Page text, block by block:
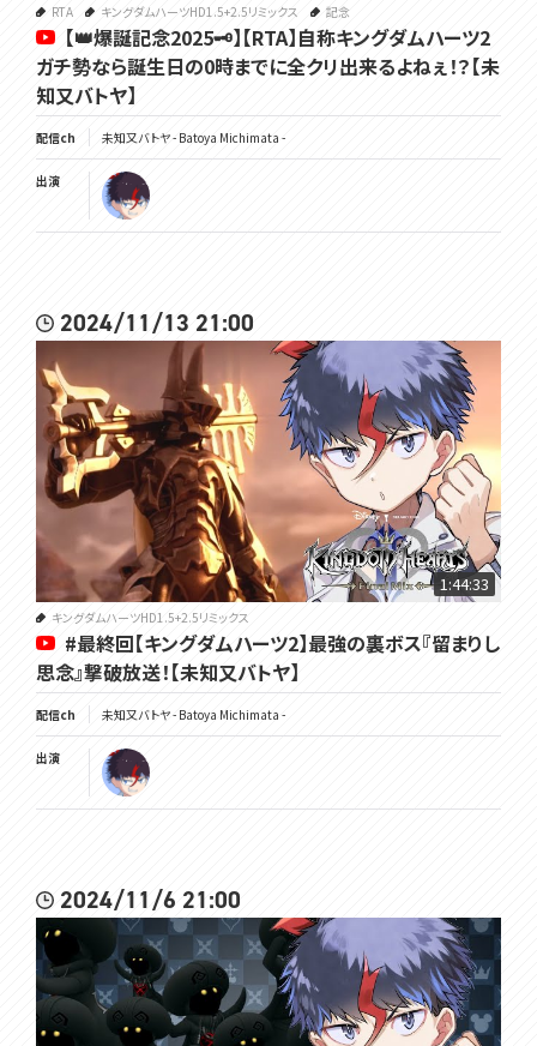
RTA キングダムハーツHD1.5+2.5リミックス 記念
【👑爆誕記念2025🗝】【RTA】自称キングダムハーツ2
ガチ勢なら誕生日の0時までに全クリ出来るよねぇ！？【未
知又バトヤ】
配信ch 未知又バトヤ - Batoya Michimata -
出演
2024/11/13 21:00
1:44:33
キングダムハーツHD1.5+2.5リミックス
#最終回【キングダムハーツ2】最強の裏ボス『留まりし
思念』撃破放送！【未知又バトヤ】
配信ch 未知又バトヤ - Batoya Michimata -
出演
2024/11/6 21:00